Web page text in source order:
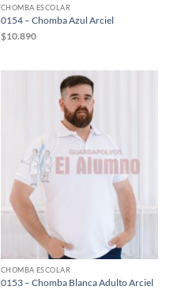
CHOMBA ESCOLAR
0154 – Chomba Azul Arciel
$10.890
CHOMBA ESCOLAR
0153 – Chomba Blanca Adulto Arciel